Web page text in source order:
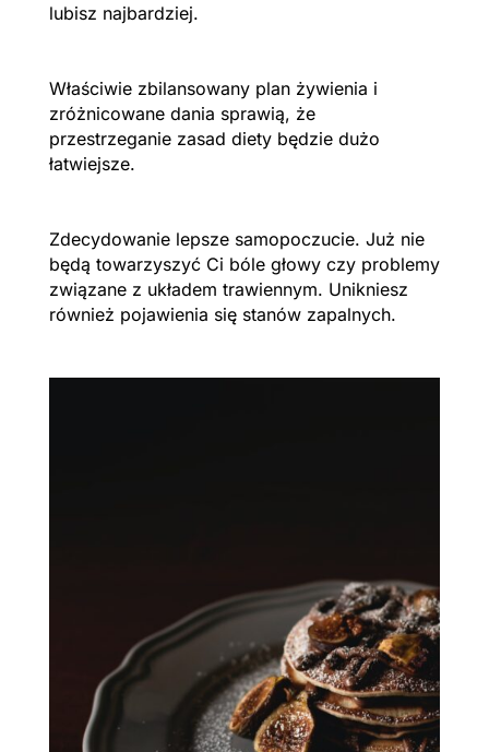
lubisz najbardziej.
Właściwie zbilansowany plan żywienia i
zróżnicowane dania sprawią, że
przestrzeganie zasad diety będzie dużo
łatwiejsze.
Zdecydowanie lepsze samopoczucie. Już nie
będą towarzyszyć Ci bóle głowy czy problemy
związane z układem trawiennym. Unikniesz
również pojawienia się stanów zapalnych.